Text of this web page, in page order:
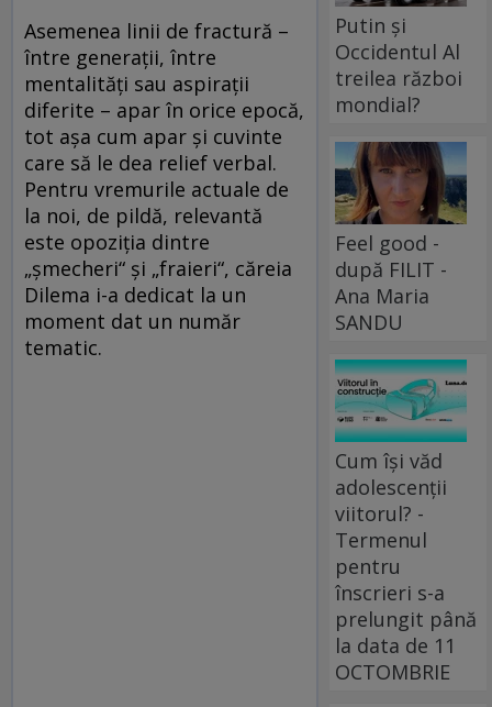
Asemenea linii de fractură –
între generații, între
mentalități sau aspirații
diferite – apar în orice epocă,
tot așa cum apar și cuvinte
care să le dea relief verbal.
Pentru vremurile actuale de
la noi, de pildă, relevantă
este opoziția dintre
„șmecheri“ și „fraieri“, căreia
Dilema i-a dedicat la un
moment dat un număr
tematic.
Putin și
Occidentul Al
treilea război
mondial?
Feel good -
după FILIT -
Ana Maria
SANDU
Cum își văd
adolescenții
viitorul? -
Termenul
pentru
înscrieri s-a
prelungit până
la data de 11
OCTOMBRIE